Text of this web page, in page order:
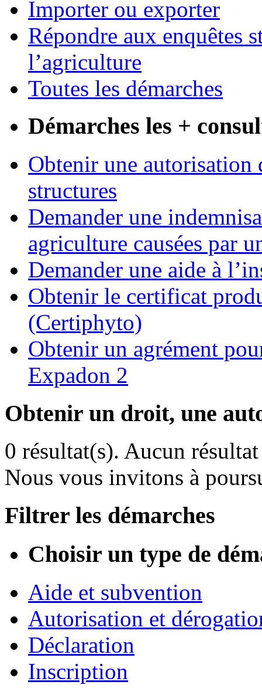
Importer ou exporter
Répondre aux enquêtes
l’agriculture
Toutes les démarches
Démarches les +
Obtenir une autorisation
structures
Demander une
agriculture causées par
Demander une aide à
Obtenir le certificat
(Certiphyto)
Obtenir un agrément
Expadon 2
Obtenir un droit, une
0 résultat(s). Aucun
Nous vous invitons à
Filtrer les démarches
Choisir un type de
Aide et subvention
Autorisation et
Déclaration
Inscription